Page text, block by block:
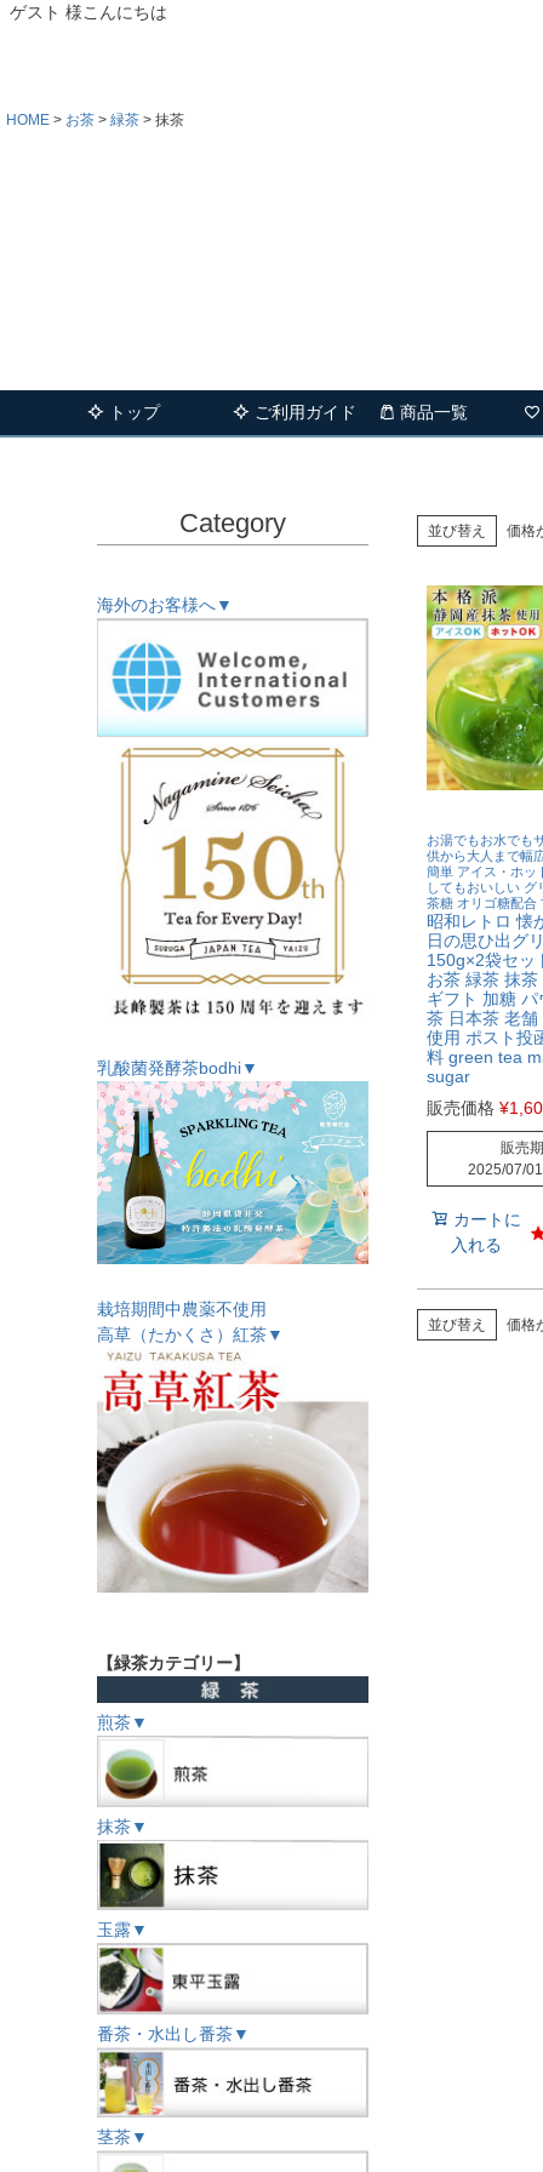
ゲスト 様こんにちは
HOME お茶 緑茶 抹茶
トップ ご利用ガイド 商品一覧
Category
海外のお客様へ▼
乳酸菌発酵茶bodhi▼
栽培期間中農薬不使用
高草（たかくさ）紅茶▼
【緑茶カテゴリー】
煎茶▼
抹茶▼
玉露▼
番茶・水出し番茶▼
茎茶▼
並び替え 価格
お湯でもお水でも
供から大人まで幅
簡単 アイス・ホッ
してもおいしい グ
茶糖 オリゴ糖配合
昭和レトロ 懐
日の思ひ出グ
150g×2袋セッ
お茶 緑茶 抹
ギフト 加糖
茶 日本茶 老
使用 ポスト投
料 green tea
sugar
販売価格 ¥
販売
2025/07/
カートに
入れる
並び替え 価格